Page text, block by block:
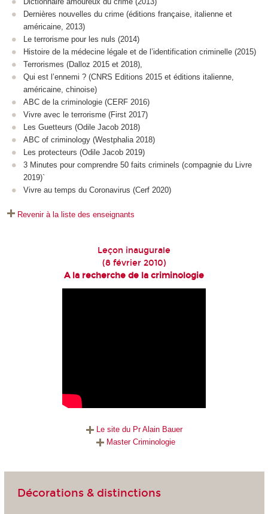
Dernières nouvelles du crime (éditions française, italienne et
américaine, 2013)
Le terrorisme pour les nuls (2014)
Histoire de la médecine légale et de l’identification criminelle (2015)
Terrorismes (Dalloz 2015 et 2018),
Qui est l’ennemi ? (CNRS Editions 2015 et éditions italienne,
américaine, chinoise)
ABC de la criminologie (CERF 2016)
Vivre avec le terrorisme (First 2017)
Les Guetteurs (Odile Jacob 2018)
ABC of criminology (Westphalia 2018)
Les protecteurs (Odile Jacob 2019)
3 Minutes pour comprendre 50 faits criminels (compagnie du Livre
2019)`
Vivre au temps du Coronavirus (Cerf 2020)
Revenir à la liste des enseignants
Leçon inaugurale
(8 février 2010)
A la recherche de la criminologie
Le site du Pr Alain Bauer
Master Criminologie
Décorations & distinctions